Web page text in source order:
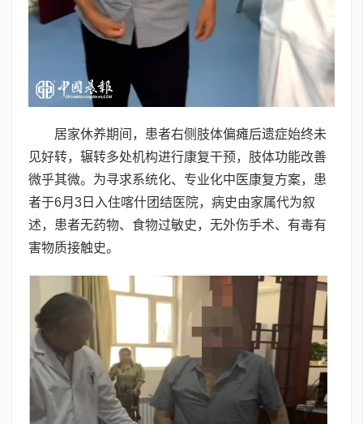
居家休养期间，患者右侧肢体偏瘫后遗症始终未
见好转，辗转多处机构进行康复干预，肢体功能改善
微乎其微。为寻求系统化、专业化中医康复方案，患
者于6月3日入住喀什团结医院，病史由家属代为叙
述，患者无药物、食物过敏史，无外伤手术、有毒有
害物质接触史。